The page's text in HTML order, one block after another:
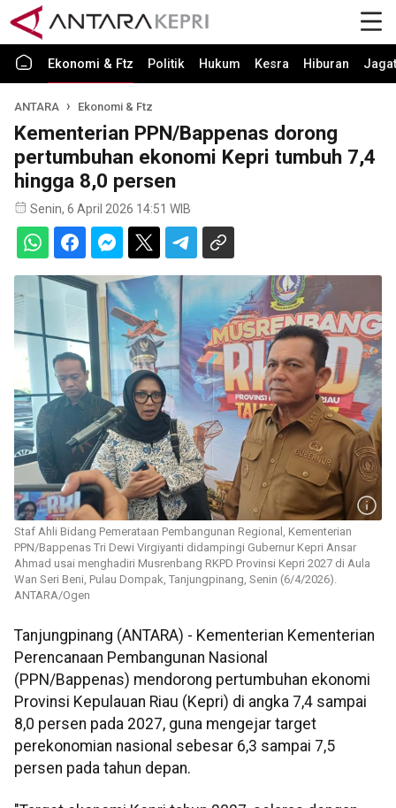
Ekonomi & Ftz Politik Hukum Kesra Hiburan Jagat
ANTARA Ekonomi & Ftz
Kementerian PPN/Bappenas dorong
pertumbuhan ekonomi Kepri tumbuh 7,4
hingga 8,0 persen
Senin, 6 April 2026 14:51 WIB
Staf Ahli Bidang Pemerataan Pembangunan Regional, Kementerian
PPN/Bappenas Tri Dewi Virgiyanti didampingi Gubernur Kepri Ansar
Ahmad usai menghadiri Musrenbang RKPD Provinsi Kepri 2027 di Aula
Wan Seri Beni, Pulau Dompak, Tanjungpinang, Senin (6/4/2026).
ANTARA/Ogen
Tanjungpinang (ANTARA) - Kementerian Kementerian
Perencanaan Pembangunan Nasional
(PPN/Bappenas) mendorong pertumbuhan ekonomi
Provinsi Kepulauan Riau (Kepri) di angka 7,4 sampai
8,0 persen pada 2027, guna mengejar target
perekonomian nasional sebesar 6,3 sampai 7,5
persen pada tahun depan.